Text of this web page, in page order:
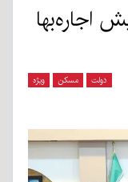
اجاره‌بها
دولت مسکن ویژه